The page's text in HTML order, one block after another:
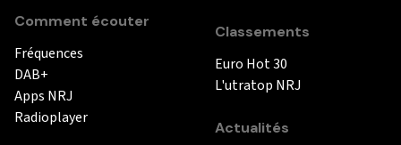
Comment écouter
Fréquences
DAB+
Apps NRJ
Radioplayer
Classements
Euro Hot 30
L'utratop NRJ
Actualités